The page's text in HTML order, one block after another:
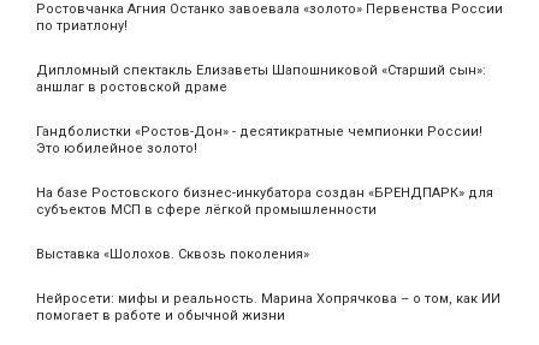
Ростовчанка Агния Останко завоевала «золото» Первенства России
по триатлону!
Дипломный спектакль Елизаветы Шапошниковой «Старший сын»:
аншлаг в ростовской драме
Гандболистки «Ростов-Дон» - десятикратные чемпионки России!
Это юбилейное золото!
На базе Ростовского бизнес-инкубатора создан «БРЕНДПАРК» для
субъектов МСП в сфере лёгкой промышленности
Выставка «Шолохов. Сквозь поколения»
Нейросети: мифы и реальность. Марина Хопрячкова – о том, как ИИ
помогает в работе и обычной жизни